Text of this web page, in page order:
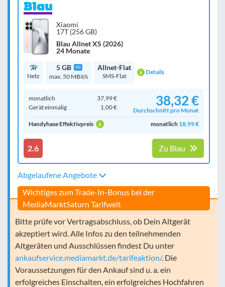
Xiaomi
17T (256 GB)
Blau Allnet XS (2026)
24 Monate
Netz
5 GB 5G
max. 50 MBit/s
Allnet-Flat
SMS-Flat Details
monatlich
37,99 €
Gerät einmalig
1,00 € 38,32 €
Durchschnitt pro Monat
Handyhase Effektivpreis
monatlich 18,99 €
2.6 Zu Blau
Abgelaufene Angebote
Wichtiges zum Trade-In-Bonus bei der
MediaMarktSaturn Tarifwelt
Bitte prüfe vor Vertragsabschluss, ob Dein Altgerät
akzeptiert wird. Alle Infos zu den teilnehmenden
Altgeräten und Ausschlüssen findest Du unter
ankaufservice.mediamarkt.de/tarifeaktion/. Die
Voraussetzungen für den Ankauf sind u. a. ein
erfolgreiches Einschalten, ein erfolgreiches Hochfahren